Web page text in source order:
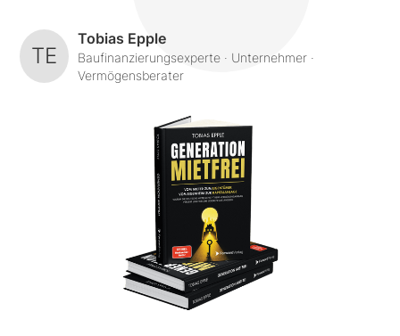
TE
Tobias Epple
Baufinanzierungsexperte · Unternehmer ·
Vermögensberater